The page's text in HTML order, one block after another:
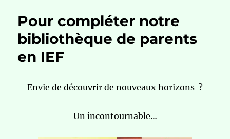
Pour compléter notre
bibliothèque de parents
en IEF
Envie de découvrir de nouveaux horizons ?
Un incontournable…